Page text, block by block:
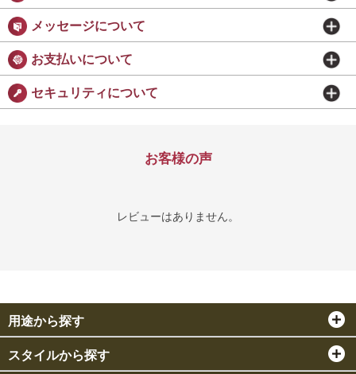
メッセージについて
お支払いについて
セキュリティについて
お客様の声
レビューはありません。
用途から探す
スタイルから探す